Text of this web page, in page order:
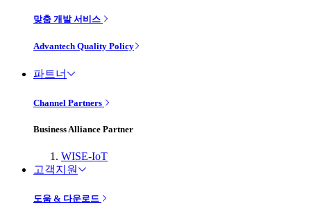
맞춤 개발 서비스
Advantech Quality Policy
파트너
Channel Partners
Business Alliance Partner
WISE-IoT
고객지원
도움 & 다운로드